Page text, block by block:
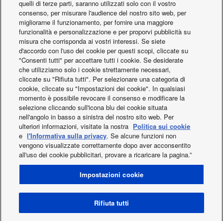
Facebook Instagram
Youtube
Chi siamo
Contattaci Mappa del sito
Cookie policy
Novità
Condizioni Generali di Vendita
Area / Country
quelli di terze parti, saranno utilizzati solo con il vostro
consenso, per misurare l'audience del nostro sito web, per
migliorarne il funzionamento, per fornire una maggiore
funzionalità e personalizzazione e per proporvi pubblicità su
misura che corrisponda ai vostri interessi. Se siete
d'accordo con l'uso dei cookie per questi scopi, cliccate su
"Consenti tutti" per accettare tutti i cookie. Se desiderate
che utilizziamo solo i cookie strettamente necessari,
cliccate su "Rifiuta tutti". Per selezionare una categoria di
cookie, cliccate su "Impostazioni dei cookie". In qualsiasi
momento è possibile revocare il consenso e modificare la
selezione cliccando sull'icona blu dei cookie situata
nell'angolo in basso a sinistra del nostro sito web. Per
ulteriori informazioni, visitate la nostra Politica sui cookie
e l'Informativa sulla privacy. Se alcune funzioni non
vengono visualizzate correttamente dopo aver acconsentito
all'uso dei cookie pubblicitari, provare a ricaricare la pagina.”
Impostazioni cookie
Rifiuta tutti